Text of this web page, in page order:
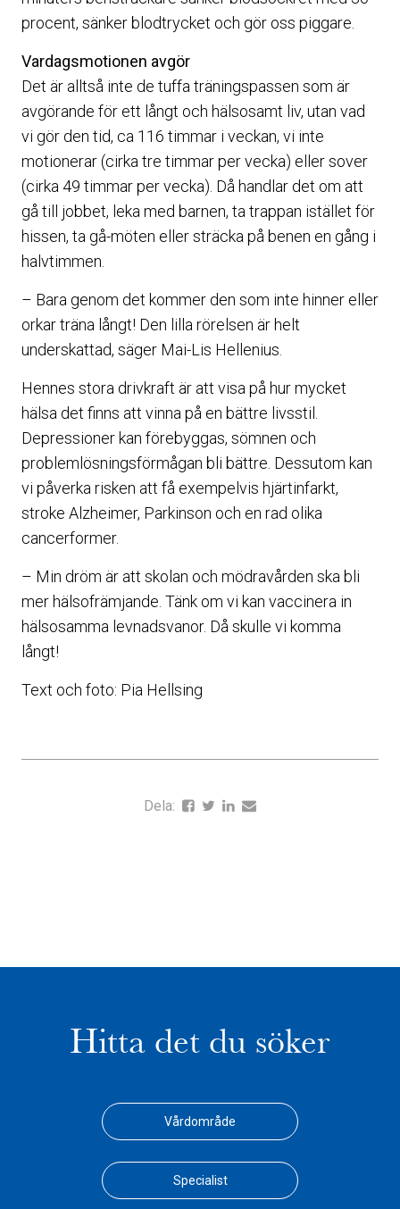
procent, sänker blodtrycket och gör oss piggare.
Vardagsmotionen avgör
Det är alltså inte de tuffa träningspassen som är
avgörande för ett långt och hälsosamt liv, utan vad
vi gör den tid, ca 116 timmar i veckan, vi inte
motionerar (cirka tre timmar per vecka) eller sover
(cirka 49 timmar per vecka). Då handlar det om att
gå till jobbet, leka med barnen, ta trappan istället för
hissen, ta gå-möten eller sträcka på benen en gång i
halvtimmen.
– Bara genom det kommer den som inte hinner eller
orkar träna långt! Den lilla rörelsen är helt
underskattad, säger Mai-Lis Hellenius.
Hennes stora drivkraft är att visa på hur mycket
hälsa det finns att vinna på en bättre livsstil.
Depressioner kan förebyggas, sömnen och
problemlösningsförmågan bli bättre. Dessutom kan
vi påverka risken att få exempelvis hjärtinfarkt,
stroke Alzheimer, Parkinson och en rad olika
cancerformer.
– Min dröm är att skolan och mödravården ska bli
mer hälsofrämjande. Tänk om vi kan vaccinera in
hälsosamma levnadsvanor. Då skulle vi komma
långt!
Text och foto: Pia Hellsing
Dela:
Hitta det du söker
Vårdområde
Specialist